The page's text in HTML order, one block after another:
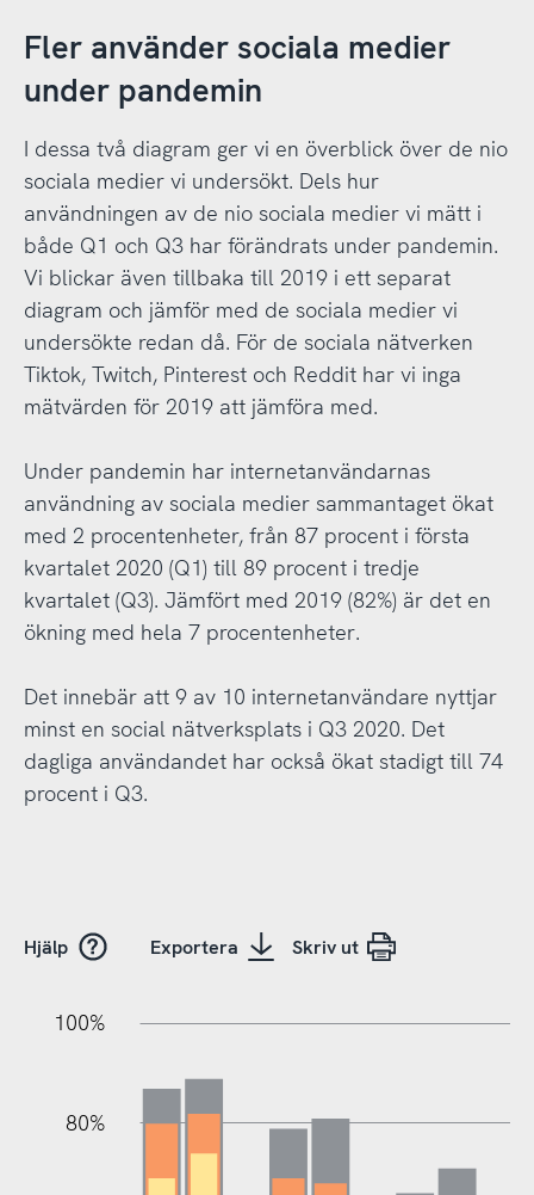
Fler använder sociala medier
under pandemin
I dessa två diagram ger vi en överblick över de nio
sociala medier vi undersökt. Dels hur
användningen av de nio sociala medier vi mätt i
både Q1 och Q3 har förändrats under pandemin.
Vi blickar även tillbaka till 2019 i ett separat
diagram och jämför med de sociala medier vi
undersökte redan då. För de sociala nätverken
Tiktok, Twitch, Pinterest och Reddit har vi inga
mätvärden för 2019 att jämföra med.
Under pandemin har internetanvändarnas
användning av sociala medier sammantaget ökat
med 2 procentenheter, från 87 procent i första
kvartalet 2020 (Q1) till 89 procent i tredje
kvartalet (Q3). Jämfört med 2019 (82%) är det en
ökning med hela 7 procentenheter.
Det innebär att 9 av 10 internetanvändare nyttjar
minst en social nätverksplats i Q3 2020. Det
dagliga användandet har också ökat stadigt till 74
procent i Q3.
Hjälp Exportera Skriv ut
80%
100%